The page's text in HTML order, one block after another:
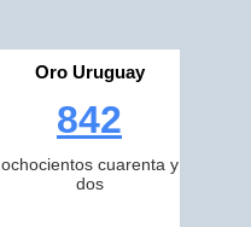
Oro Uruguay
842
ochocientos cuarenta y
dos